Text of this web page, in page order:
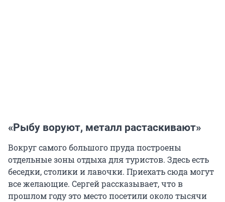
«Рыбу воруют, металл растаскивают»
Вокруг самого большого пруда построены
отдельные зоны отдыха для туристов. Здесь есть
беседки, столики и лавочки. Приехать сюда могут
все желающие. Сергей рассказывает, что в
прошлом году это место посетили около тысячи